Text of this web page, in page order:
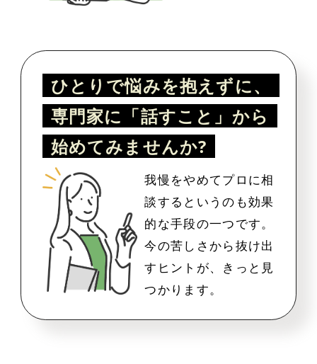
ひとりで悩みを抱えずに、
専門家に「話すこと」から
始めてみませんか?
我慢をやめてプロに相
談するというのも効果
的な手段の一つです。
今の苦しさから抜け出
すヒントが、きっと見
つかります。